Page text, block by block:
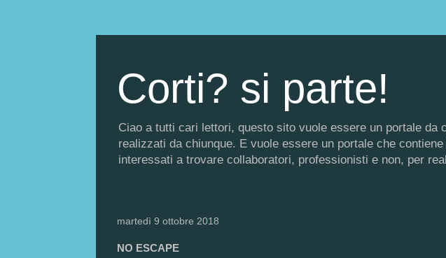
Corti? si parte!
Ciao a tutti cari lettori, questo sito vuole essere un portale
realizzati da chiunque. E vuole essere un portale che
interessati a trovare collaboratori, professionisti e non, per
martedì 9 ottobre 2018
NO ESCAPE